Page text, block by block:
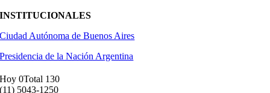
INSTITUCIONALES
Ciudad Autónoma de Buenos Aires
Presidencia de la Nación Argentina
Hoy 0Total 130
(11) ­5043-1250